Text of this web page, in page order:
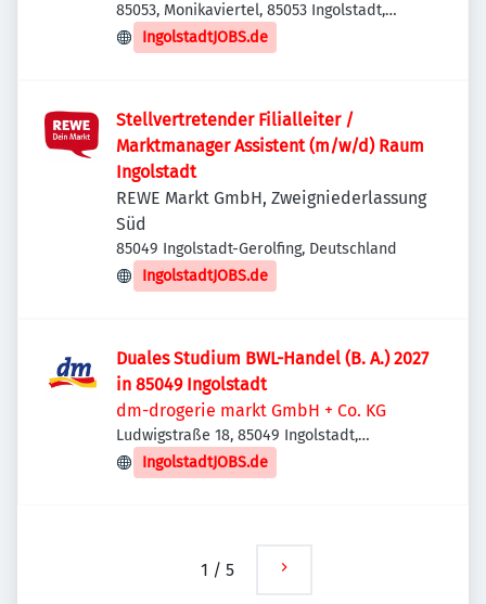
85053, Monikaviertel, 85053 Ingolstadt,
Deutschland
IngolstadtJOBS.de
Stellvertretender Filialleiter /
Marktmanager Assistent (m/w/d) Raum
Ingolstadt
REWE Markt GmbH, Zweigniederlassung
Süd
85049 Ingolstadt-Gerolfing, Deutschland
IngolstadtJOBS.de
Duales Studium BWL-Handel (B. A.) 2027
in 85049 Ingolstadt
dm-drogerie markt GmbH + Co. KG
Ludwigstraße 18, 85049 Ingolstadt,
Deutschland
IngolstadtJOBS.de
1 / 5